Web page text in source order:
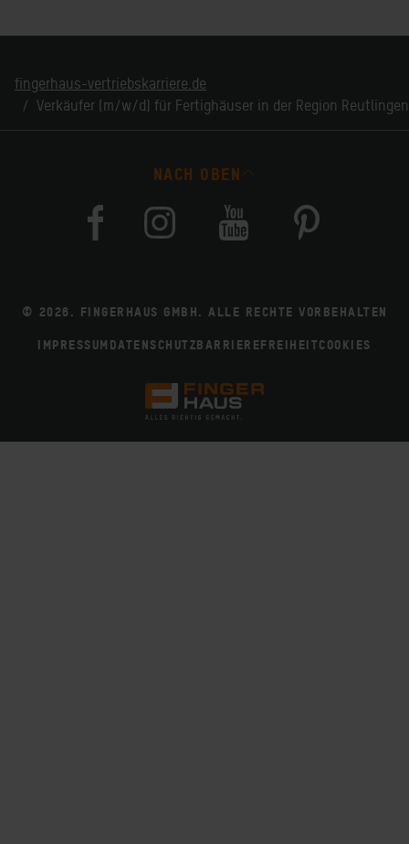
fingerhaus-vertriebskarriere.de
Verkäufer (m/w/d) für Fertighäuser in der Region
NACH OBEN
© 2026. FINGERHAUS GMBH. ALLE RECHTE VORBEHALTEN
IMPRESSUM DATENSCHUTZBARRIEREFREIHEITCOOKIES